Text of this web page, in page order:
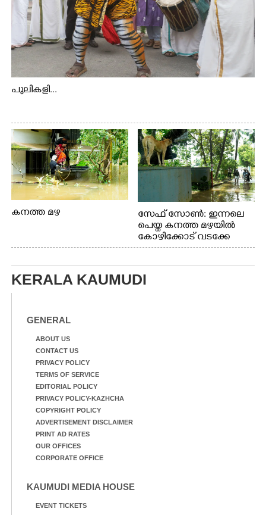
പുലികളി...
കനത്ത മഴ
സേഫ് സോൺ: ഇന്നലെ
പെയ്ത കനത്ത മഴയിൽ
കോഴിക്കോട് വടക്കേ
വയലിൽ വെള്ളം
വീട്ടുസാധനങ്ങളുമായി
വെള്ളത്തിലൂടെ
KERALA KAUMUDI
GENERAL
ABOUT US
CONTACT US
PRIVACY POLICY
TERMS OF SERVICE
EDITORIAL POLICY
PRIVACY POLICY-KAZHCHA
COPYRIGHT POLICY
ADVERTISEMENT DISCLAIMER
PRINT AD RATES
OUR OFFICES
CORPORATE OFFICE
KAUMUDI MEDIA HOUSE
EVENT TICKETS